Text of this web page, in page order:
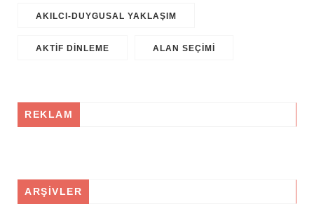
AKILCI-DUYGUSAL YAKLAŞIM
AKTIF DINLEME ALAN SEÇIMI
REKLAM
ARŞIVLER